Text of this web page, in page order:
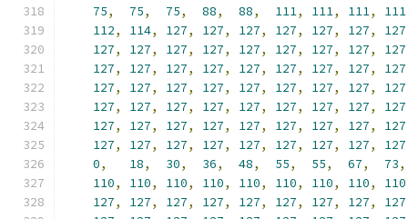
75, 75, 75, 88, 88, 111, 111, 111, 111
112, 114, 127, 127, 127, 127, 127, 127, 127
127, 127, 127, 127, 127, 127, 127, 127, 127
127, 127, 127, 127, 127, 127, 127, 127, 127
127, 127, 127, 127, 127, 127, 127, 127, 127
127, 127, 127, 127, 127, 127, 127, 127, 127
127, 127, 127, 127, 127, 127, 127, 127, 127
127, 127, 127, 127, 127, 127, 127, 127, 127
0, 18, 30, 36, 48, 55, 55, 67, 73,
110, 110, 110, 110, 110, 110, 110, 110, 110
127, 127, 127, 127, 127, 127, 127, 127, 127